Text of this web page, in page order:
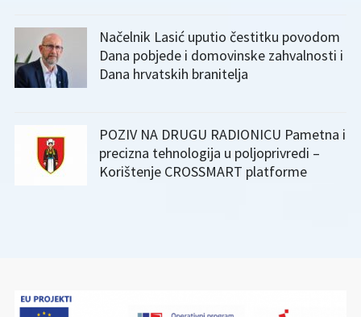
Načelnik Lasić uputio čestitku povodom
Dana pobjede i domovinske zahvalnosti i
Dana hrvatskih branitelja
POZIV NA DRUGU RADIONICU Pametna i
precizna tehnologija u poljoprivredi –
Korištenje CROSSMART platforme